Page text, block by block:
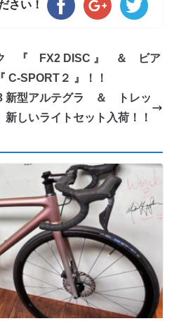
さい！
ク 『 FX2 DISC 』 ＆ ビア
SPORT２ 』！！
新型アルテグラ ＆ トレッ
しいライトセット入荷！！